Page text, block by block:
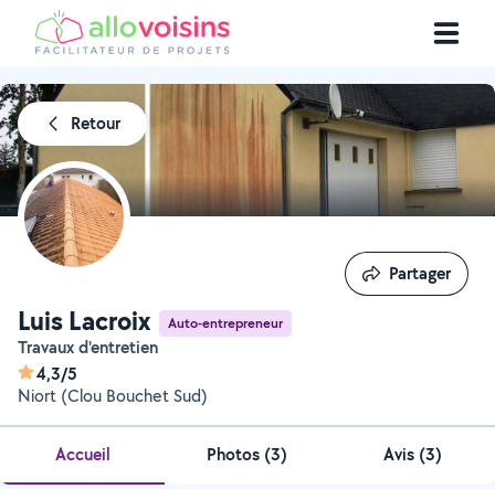
Retour
Luis Lacroix Auto-entrepreneur
Travaux d'entretien
4,3/5
Niort (Clou Bouchet Sud)
Partager
Partager
Accueil Photos (3) Avis (3)